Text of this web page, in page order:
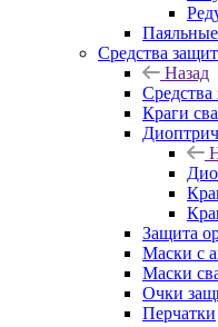
Средства
Назад
Краги
Защита
Маски с
Маски
Очки
Перчатки